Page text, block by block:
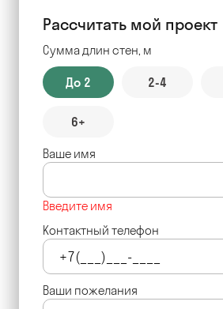
Рассчитать мой проект
Сумма длин стен, м
До 2 2-4
6+
Ваше имя
Введите имя
Контактный телефон
Ваши пожелания